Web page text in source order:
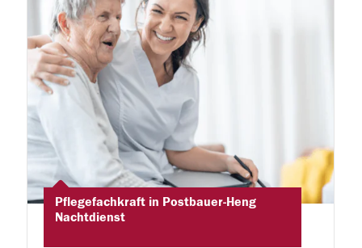
Pflegefachkraft in Postbauer-Heng
Nachtdienst